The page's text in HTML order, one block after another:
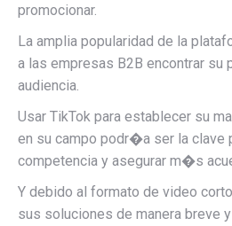
promocionar.
La amplia popularidad de la
a las empresas B2B encontrar su
audiencia.
Usar TikTok para establecer su
en su campo podr�a ser la clave
competencia y asegurar m�s
Y debido al formato de video
sus soluciones de manera breve y